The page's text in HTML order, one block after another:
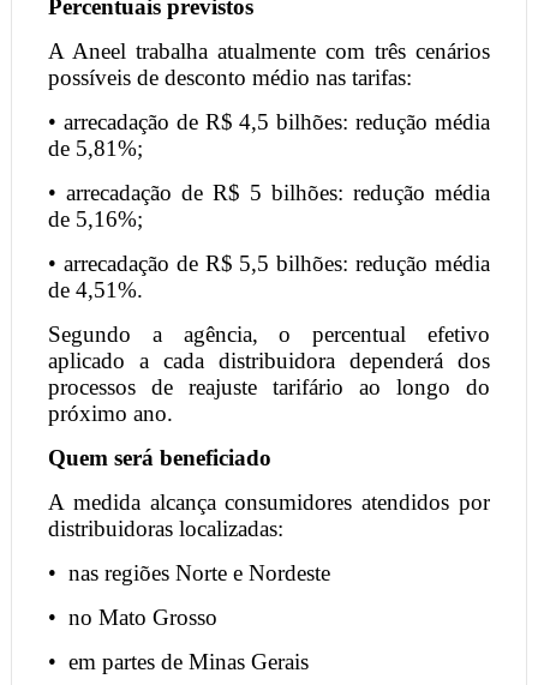
Percentuais previstos
A Aneel trabalha atualmente com três cenários
possíveis de desconto médio nas tarifas:
• arrecadação de R$ 4,5 bilhões: redução média
de 5,81%;
• arrecadação de R$ 5 bilhões: redução média
de 5,16%;
• arrecadação de R$ 5,5 bilhões: redução média
de 4,51%.
Segundo a agência, o percentual efetivo
aplicado a cada distribuidora dependerá dos
processos de reajuste tarifário ao longo do
próximo ano.
Quem será beneficiado
A medida alcança consumidores atendidos por
distribuidoras localizadas:
• nas regiões Norte e Nordeste
• no Mato Grosso
• em partes de Minas Gerais